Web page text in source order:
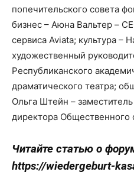
попечительского совета
бизнес – Аюна Вальтер –
сервиса Aviata; культура –
художественный
Республиканского
драматического театра;
Ольга Штейн –
директора Общественного
Читайте статью о
https://wiedergeburt-